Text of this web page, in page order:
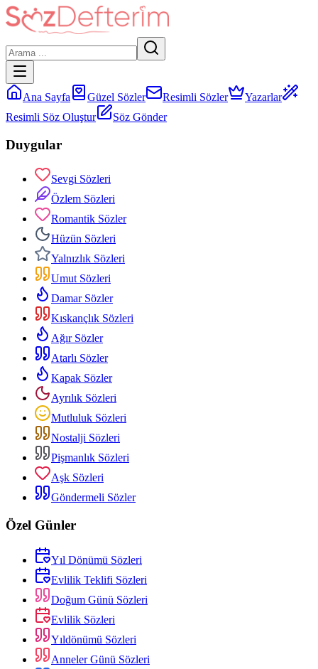
Ana Sayfa Güzel Sözler Resimli Sözler
Yazarlar
Resimli Söz Oluştur
Söz Gönder
Duygular
Sevgi Sözleri
Özlem Sözleri
Romantik Sözler
Hüzün Sözleri
Yalnızlık Sözleri
Umut Sözleri
Damar Sözler
Kıskançlık Sözleri
Ağır Sözler
Atarlı Sözler
Kapak Sözler
Ayrılık Sözleri
Mutluluk Sözleri
Nostalji Sözleri
Pişmanlık Sözleri
Aşk Sözleri
Göndermeli Sözler
Özel Günler
Yıl Dönümü Sözleri
Evlilik Teklifi Sözleri
Doğum Günü Sözleri
Evlilik Sözleri
Yıldönümü Sözleri
Anneler Günü Sözleri